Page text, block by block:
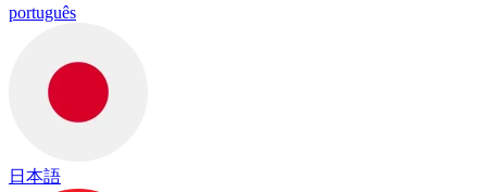
português
日本語